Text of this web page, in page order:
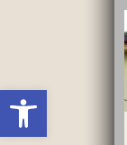
Deschide bara de unelte